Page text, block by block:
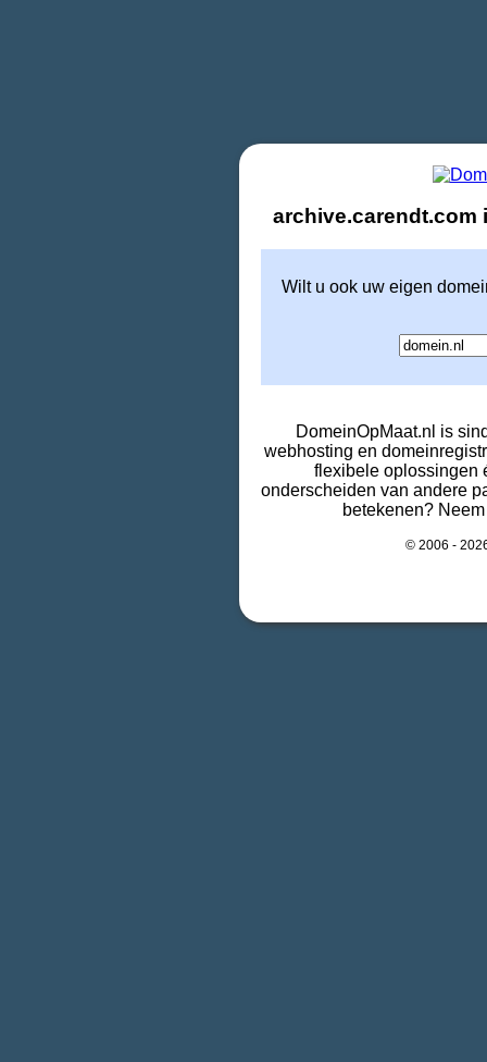
archive.carendt.com
Wilt u ook uw eigen
DomeinOpMaat.nl is
webhosting en
flexibele oplossingen
onderscheiden van andere
betekenen?
© 2006 -